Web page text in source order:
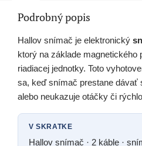
Podrobný popis
Hallov snímač je elektronický
ktorý na základe magnetického
riadiacej jednotky. Toto
sa, keď snímač prestane dávať
alebo neukazuje otáčky či
V SKRATKE
Hallov snímač · 2 káble ·